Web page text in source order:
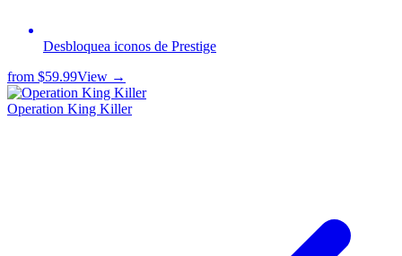
Desbloquea iconos de Prestige
from $59.99View →
Operation King Killer